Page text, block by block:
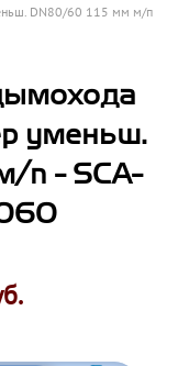
DN80/60 115 мм м/п
уменьш.
п - SCA-